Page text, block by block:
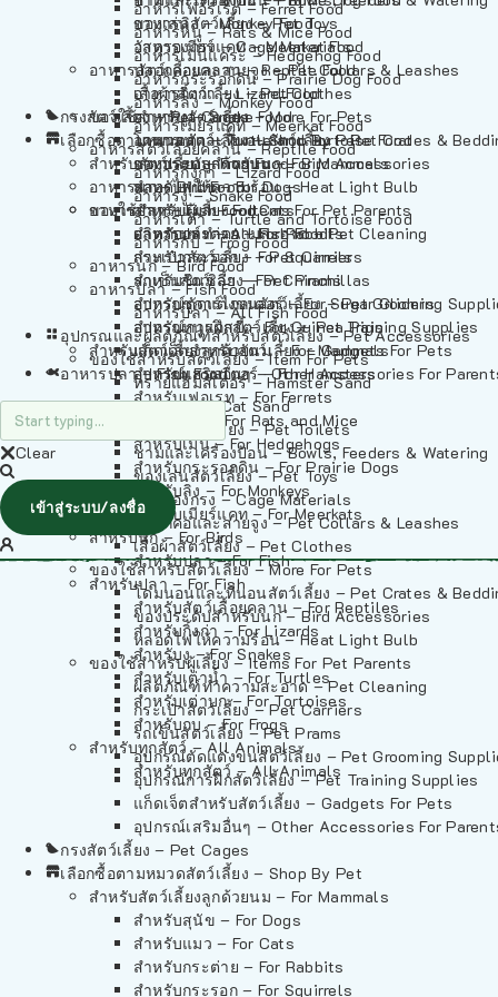
อาหารเฟอร์เร็ต – Ferret Food
อาหารหนู – Rats & Mice Food
อาหารเม่นแคระ – Hedgehog Food
อาหารกระรอกดิน – Prairie Dog Food
อาหารลิง – Monkey Food
อาหารเมียร์แคท – Meerkat Food
อาหารสัตว์เลี้อยคลาน – Reptile Food
อาหารกิ้งก่า – Lizard Food
อาหารงู – Snake Food
อาหารเต่า – Turtle and Tortoise Food
อาหารกบ – Frog Food
อาหารนก – Bird Food
อาหารปลา – Fish Food
อาหารปลา – All Fish Food
อุปกรณและผลิตภัณฑ์สำหรับสัตว์เลี้ยง – Pet Accessories
ของใช้สำหรับสัตว์เลี้ยง – Item For Pets
ทรายแฮมสเตอร์ – Hamster Sand
ทรายแมว – Cat Sand
ห้องน้ำสัตว์เลี้ยง – Pet Toilets
ชามและเครื่องป้อน – Bowls, Feeders & Watering
ของเล่นสัตว์เลี้ยง – Pet Toys
วัสดุรองกรง – Cage Materials
ปลอกคอและสายจูง – Pet Collars & Leashes
เสื้อผ้าสัตว์เลี้ยง – Pet Clothes
ของใช้สำหรับสัตว์เลี้ยง – More For Pets
โดมนอนและที่นอนสัตว์เลี้ยง – Pet Crates &
ของประดับสำหรับนก – Bird Accessories
หลอดไฟให้ความร้อน – Heat Light Bulb
ของใช้สำหรับผู้เลี้ยง – Items For Pet Parents
ผลิตภัณฑ์ทำความสะอาด – Pet Cleaning
กระเป๋าสัตว์เลี้ยง – Pet Carriers
รถเข็นสัตว์เลี้ยง – Pet Prams
อุปกรณ์ตัดแต่งขนสัตว์เลี้ยง – Pet Grooming
อุปกรณ์การฝึกสัตว์เลี้ยง – Pet Training Supplies
แก็ดเจ็ตสำหรับสัตว์เลี้ยง – Gadgets For Pets
อุปกรณ์เสริมอื่นๆ – Other Accessories For
กรงสัตว์เลี้ยง – Pet Cages
เลือกซื้อตามหมวดสัตว์เลี้ยง – Shop By Pet
สำหรับสัตว์เลี้ยงลูกด้วยนม – For Mammals
สำหรับสุนัข – For Dogs
สำหรับแมว – For Cats
สำหรับกระต่าย – For Rabbits
สำหรับกระรอก – For Squirrels
อาหารลิง – Monkey Food
อาหารเมียร์แคท – Meerkat Food
อาหารสัตว์เลี้อยคลาน – Reptile Food
อาหารกิ้งก่า – Lizard Food
อาหารงู – Snake Food
อาหารเต่า – Turtle and Tortoise Food
อาหารกบ – Frog Food
อาหารนก – Bird Food
อาหารปลา – Fish Food
อาหารปลา – All Fish Food
ของเล่นสัตว์เลี้ยง – Pet Toys
วัสดุรองกรง – Cage Materials
ปลอกคอและสายจูง – Pet Collars & Leashes
เสื้อผ้าสัตว์เลี้ยง – Pet Clothes
ของใช้สำหรับสัตว์เลี้ยง – More For Pets
โดมนอนและที่นอนสัตว์เลี้ยง – Pet Crates &
ของประดับสำหรับนก – Bird Accessories
หลอดไฟให้ความร้อน – Heat Light Bulb
ของใช้สำหรับผู้เลี้ยง – Items For Pet Parents
ผลิตภัณฑ์ทำความสะอาด – Pet Cleaning
กระเป๋าสัตว์เลี้ยง – Pet Carriers
รถเข็นสัตว์เลี้ยง – Pet Prams
อุปกรณ์ตัดแต่งขนสัตว์เลี้ยง – Pet Grooming
อุปกรณ์การฝึกสัตว์เลี้ยง – Pet Training Supplies
แก็ดเจ็ตสำหรับสัตว์เลี้ยง – Gadgets For Pets
อุปกรณ์เสริมอื่นๆ – Other Accessories For
กรงสัตว์เลี้ยง – Pet Cages
เลือกซื้อตามหมวดสัตว์เลี้ยง – Shop By Pet
สำหรับสัตว์เลี้ยงลูกด้วยนม – For Mammals
สำหรับสุนัข – For Dogs
สำหรับแมว – For Cats
สำหรับกระต่าย – For Rabbits
สำหรับกระรอก – For Squirrels
สำหรับชินชิล่า – For Chinchillas
สำหรับชูการ์ไกลเดอร์ – For Sugar Gliders
สำหรับหนูแกสบี้ – For Guinea Pigs
สำหรับสัตว์เลี้ยงลูกด้วยนม – For Mammals
สำหรับแฮมสเตอร์ – For Hamsters
สำหรับเฟอเรท – For Ferrets
สำหรับหนู – For Rats and Mice
สำหรับเม่น – For Hedgehogs
สำหรับกระรอกดิน – For Prairie Dogs
สำหรับลิง – For Monkeys
สำหรับเมียร์แคท – For Meerkats
สำหรับนก – For Birds
สำหรับปลา – For Fish
สำหรับปลา – For Fish
สำหรับสัตว์เลื้อยคลาน – For Reptiles
สำหรับกิ้งก่า – For Lizards
สำหรับงู – For Snakes
สำหรับเต่าน้ำ – For Turtles
สำหรับเต่าบก – For Tortoises
สำหรับกบ – For Frogs
สำหรับทุกสัตว์ – All Animals
สำหรับทุกสัตว์ – All Animals
อาหารปลา – Fish Food
Clear
เข้าสู่ระบบ/ลงชื่อ